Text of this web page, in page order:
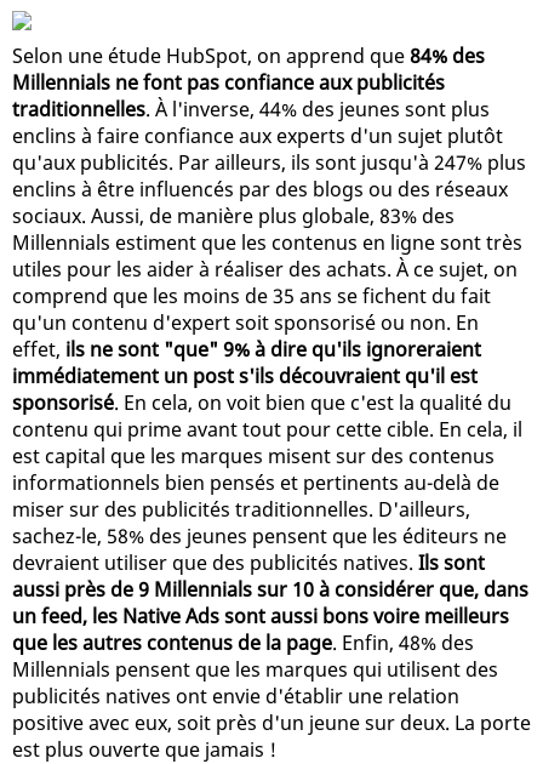
Selon une étude HubSpot, on apprend que84% des
Millennials ne font pas confiance aux publicités
traditionnelles. À l'inverse, 44% des jeunes sont plus
enclins à faire confiance aux experts d'un sujet plutôt
qu'aux publicités. Par ailleurs, ils sont jusqu'à 247% plus
enclins à être influencés par des blogs ou des réseaux
sociaux. Aussi, de manière plus globale, 83% des
Millennials estiment que les contenus en ligne sont très
utiles pour les aider à réaliser des achats. À ce sujet, on
comprend que les moins de 35 ans se fichent du fait
qu'un contenu d'expert soit sponsorisé ou non. En
effet, ils ne sont "que" 9% à dire qu'ils ignoreraient
immédiatement un post s'ils découvraient qu'il est
sponsorisé. En cela, on voit bien que c'est la qualité du
contenu qui prime avant tout pour cette cible. En cela, il
est capital que les marques misent sur des contenus
informationnels bien pensés et pertinents au-delà de
miser sur des publicités traditionnelles. D'ailleurs,
sachez-le, 58% des jeunes pensent que les éditeurs ne
devraient utiliser que des publicités natives. Ils sont
aussi près de 9 Millennials sur 10 à considérer que, dans
un feed, les Native Ads sont aussi bons voire meilleurs
que les autres contenus de la page. Enfin, 48% des
Millennials pensent que les marques qui utilisent des
publicités natives ont envie d'établir une relation
positive avec eux, soit près d'un jeune sur deux. La porte
est plus ouverte que jamais !